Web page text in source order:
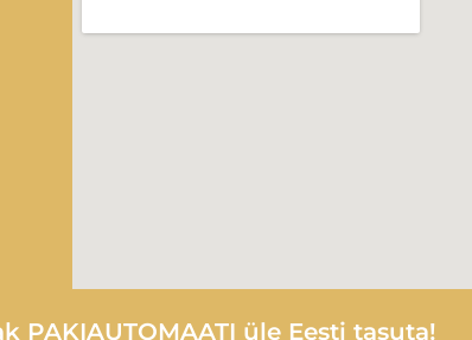
üle Eesti tasuta!